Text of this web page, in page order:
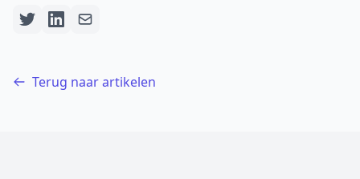
Terug naar artikelen